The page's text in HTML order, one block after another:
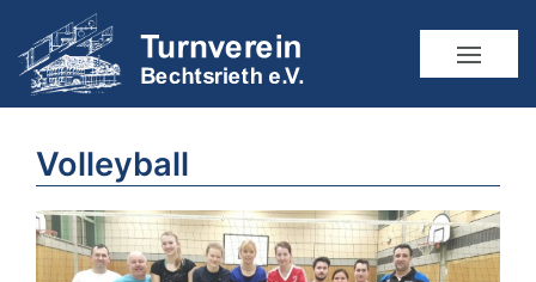
Volleyball